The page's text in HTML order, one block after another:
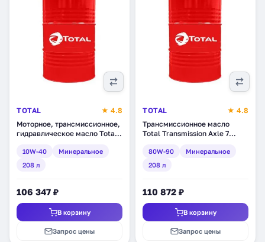
TOTAL
★ 4.8
Моторное, трансмиссионное,
гидравлическое масло Total
минеральное, 208 л
(RU148701)
10W-40
Минеральное
208 л
106 347 ₽
В корзину
Запрос цены
TOTAL
★ 4.8
Трансмиссионное масло
Total Transmission Axle 7
(201286)
80W-90
Минеральное
208 л
110 872 ₽
В корзину
Запрос цены